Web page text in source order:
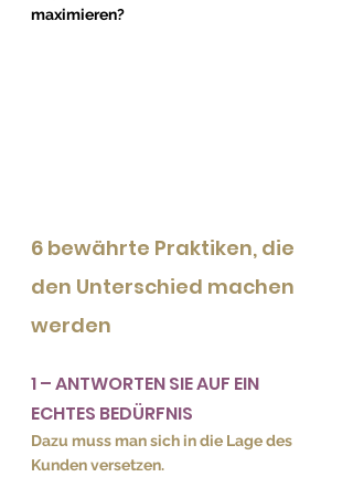
maximieren?
6 bewährte Praktiken, die
den Unterschied machen
werden
1 – ANTWORTEN SIE AUF EIN
ECHTES BEDÜRFNIS
Dazu muss man sich in die Lage des
Kunden versetzen.